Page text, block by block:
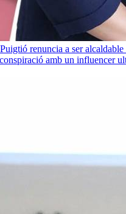
renuncia a ser
amb un influencer